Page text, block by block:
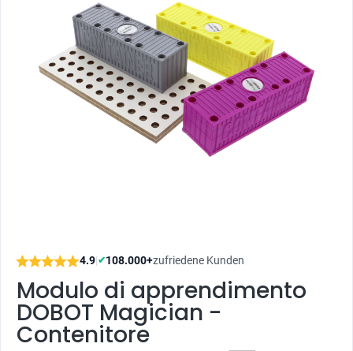
4.9|✔108.000+zufriedene Kunden
Modulo di apprendimento
DOBOT Magician -
Contenitore